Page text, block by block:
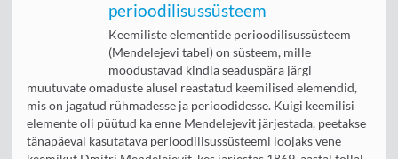
perioodilisussüsteem
Keemiliste elementide perioodilisussüsteem
(Mendelejevi tabel) on süsteem, mille
moodustavad kindla seaduspära järgi
muutuvate omaduste alusel reastatud keemilised elemendid,
mis on jagatud rühmadesse ja perioodidesse. Kuigi keemilisi
elemente oli püütud ka enne Mendelejevit järjestada, peetakse
tänapäeval kasutatava perioodilisussüsteemi loojaks vene